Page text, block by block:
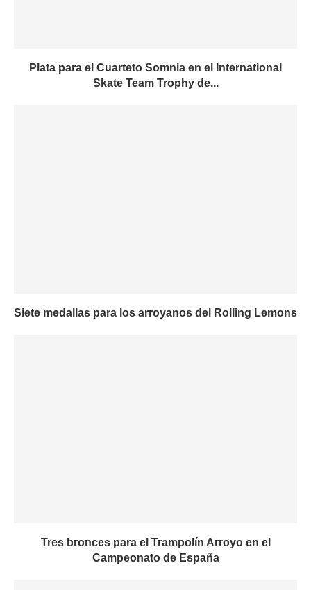
Plata para el Cuarteto Somnia en el International
Skate Team Trophy de...
Siete medallas para los arroyanos del Rolling Lemons
Tres bronces para el Trampolín Arroyo en el
Campeonato de España